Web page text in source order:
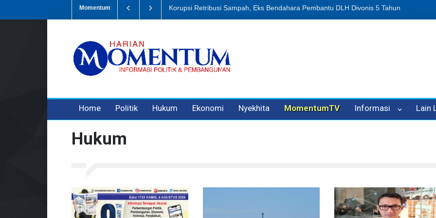
Momentum Dugaan Penipuan Oleh Oknum Kadis, Kuasa Hukum Pelapor Desak Polisi Tetapkan P-
Home Politik Hukum Ekonomi Nyekhita MomentumTV Informasi Lain
Hukum